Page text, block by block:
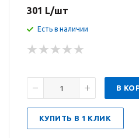
301 L/шт
Есть в наличии
В
КУПИТЬ В 1 КЛИК